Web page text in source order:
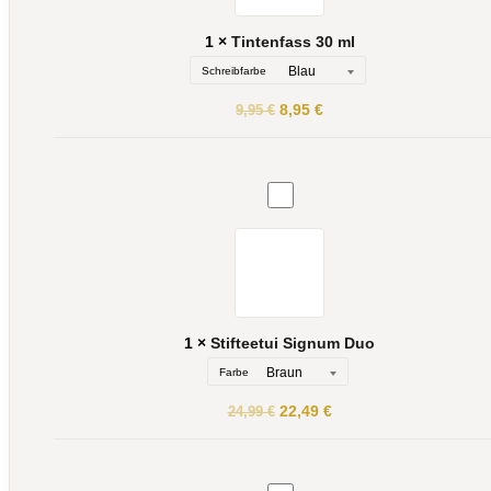
1× Tintenfass 30 ml
Schreibfarbe
9,95€ Ursprünglicher
8,95 €Aktueller
Stifteetui
Signum
1 × Stifteetui Signum Duo
Farbe
24,99€ Ursprünglicher
22,49 €Aktueller